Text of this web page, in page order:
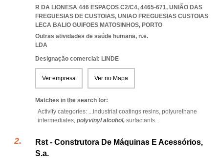
R DA LIONESA 446 ESPAÇOS C2/C4, 4465-671, UNIÃO DAS
FREGUESIAS DE CUSTOIAS, UNIAO FREGUESIAS CUSTOIAS
LECA BALIO GUIFOES MATOSINHOS, PORTO
Outras atividades de saúde humana, n.e.
LDA
Designação comercial: LINDE
Ver empresa Ver no Mapa
Matches in the search for:
Activity categories: ...industrial coatings resins, polyurethane
intermediates, polyvinyl alcohol, surfactants...
Rst - Construtora De Máquinas E Acessórios,
S.a.